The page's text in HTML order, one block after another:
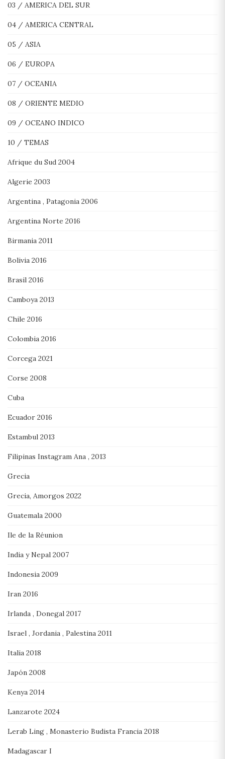
03 / AMERICA DEL SUR
04 / AMERICA CENTRAL
05 / ASIA
06 / EUROPA
07 / OCEANIA
08 / ORIENTE MEDIO
09 / OCEANO INDICO
10 / TEMAS
Afrique du Sud 2004
Algerie 2003
Argentina , Patagonia 2006
Argentina Norte 2016
Birmania 2011
Bolivia 2016
Brasil 2016
Camboya 2013
Chile 2016
Colombia 2016
Corcega 2021
Corse 2008
Cuba
Ecuador 2016
Estambul 2013
Filipinas Instagram Ana , 2013
Grecia
Grecia, Amorgos 2022
Guatemala 2000
Ile de la Réunion
India y Nepal 2007
Indonesia 2009
Iran 2016
Irlanda , Donegal 2017
Israel , Jordania , Palestina 2011
Italia 2018
Japón 2008
Kenya 2014
Lanzarote 2024
Lerab Ling , Monasterio Budista Francia 2018
Madagascar I